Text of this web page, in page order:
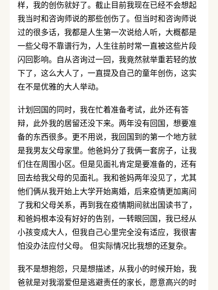
样，我的创伤就好了。截止目前我现在已经不会想起
我当时和咨询师说的那些创伤了。但当时和咨询师说
过的很多话，我都是人生第一次说给人听，大概都是
一些父母不靠谱行为，人生往前时常一直被这些片段
闪回影响。自从咨询过一回，我竟然就举重若轻的放
下了，这么大人了，一直提及自己的童年创伤，这实
在不是优雅的大人举动。
计划回国的同时，我在忙着准备考试，此外还有答
辩，此外我的居留还没下来。两年没有回国，想要准
备的东西很多。更不用说，我回国到的第一个地方就
是我男友父母家里。他爸妈分了我俩一套房子，让我
们住在周围小区。但是见面礼肯定是要准备的，还有
回去给我父母的见面礼。我和爸妈两年没见了，尤其
他们俩从我开始上大学开始离婚，后来疫情更加离间
了我和父母关系，再到我在疫情期间就出国读书了，
和爸妈根本没有好好的告别，一转眼回国，我已经从
小孩变成大人，但我自己心里完全没有适应，我很害
怕没办法应付父母。 但实际情况比我想的还复杂。
我不是想抱怨，只是想描述，从我小的时候开始，我
爸就是对我溺爱但是逃避责任的家长，愿意高兴的时